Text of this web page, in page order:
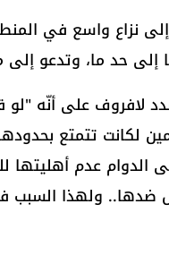
نزاع واسع في
إلى حد ما، وتدعو
لافروف على أنّه
1991 باستثناء القرم والجزء الكبير
عدم أهليتها
ضدها.. ولهذا السبب